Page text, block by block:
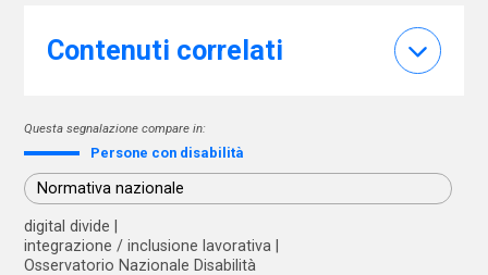
Contenuti correlati
Questa segnalazione compare in:
Persone con disabilità
Normativa nazionale
digital divide
integrazione / inclusione lavorativa
Osservatorio Nazionale Disabilità